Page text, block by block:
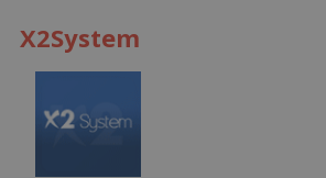
X2System